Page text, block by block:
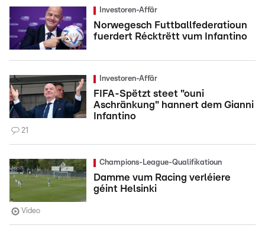
Investoren-Affär
Norwegesch Futtballfederatioun
fuerdert Récktrëtt vum Infantino
Investoren-Affär
FIFA-Spëtzt steet "ouni
Aschränkung" hannert dem Gianni
Infantino
21
Champions-League-Qualifikatioun
Damme vum Racing verléiere
géint Helsinki
Video